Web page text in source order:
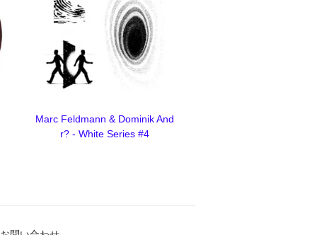
Marc Feldmann & Dominik And
r? - White Series #4